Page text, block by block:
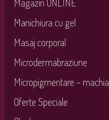
Manichiura cu gel
Masaj corporal
Microdermabraziune
Micropigmentare –
Oferte Speciale